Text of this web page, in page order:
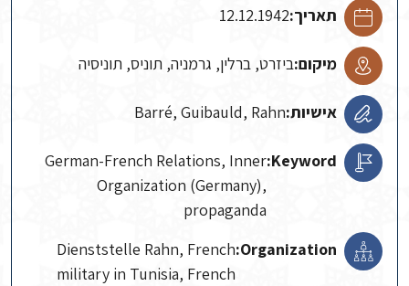
תאריך:12.12.1942
מיקום:ביזרט, ברלין, גרמניה, תוניס, תוניסיה
אישיות:Barré, Guibauld, Rahn
Keyword:
German-French Relations, Inner
Organization (Germany),
propaganda
Organization:
Dienststelle Rahn, French
military in Tunisia, French